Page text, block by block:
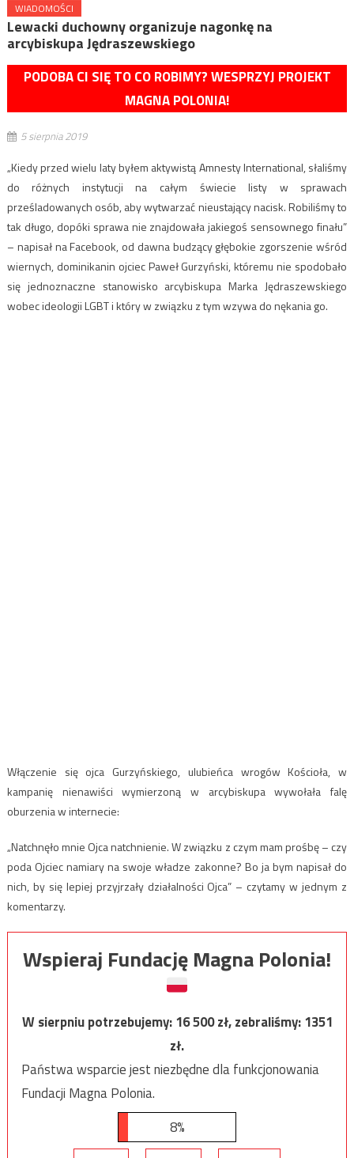
WIADOMOŚCI
Lewacki duchowny organizuje nagonkę na
arcybiskupa Jędraszewskiego
PODOBA CI SIĘ TO CO ROBIMY? WESPRZYJ PROJEKT
MAGNA POLONIA!
5 sierpnia 2019
„Kiedy przed wielu laty byłem aktywistą Amnesty International, słaliśmy
do różnych instytucji na całym świecie listy w sprawach
prześladowanych osób, aby wytwarzać nieustający nacisk. Robiliśmy to
tak długo, dopóki sprawa nie znajdowała jakiegoś sensownego finału”
– napisał na Facebook, od dawna budzący głębokie zgorszenie wśród
wiernych, dominikanin ojciec Paweł Gurzyński, któremu nie spodobało
się jednoznaczne stanowisko arcybiskupa Marka Jędraszewskiego
wobec ideologii LGBT i który w związku z tym wzywa do nękania go.
Włączenie się ojca Gurzyńskiego, ulubieńca wrogów Kościoła, w
kampanię nienawiści wymierzoną w arcybiskupa wywołała falę
oburzenia w internecie:
„Natchnęło mnie Ojca natchnienie. W związku z czym mam prośbę – czy
poda Ojciec namiary na swoje władze zakonne? Bo ja bym napisał do
nich, by się lepiej przyjrzały działalności Ojca” – czytamy w jednym z
komentarzy.
Wspieraj Fundację Magna Polonia!
W sierpniu potrzebujemy:16 500zł, zebraliśmy:1351
zł.
Państwa wsparcie jest niezbędne dla funkcjonowania
Fundacji Magna Polonia.
8%